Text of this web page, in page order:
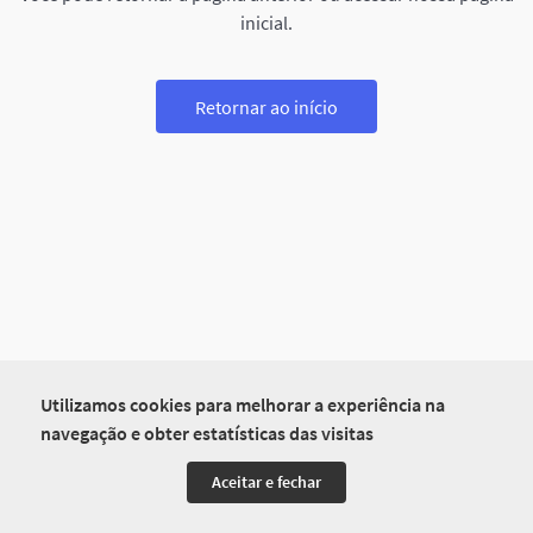
Utilizamos cookies para melhorar a experiência na
navegação e obter estatísticas das visitas
Aceitar e fechar
inicial.
Retornar ao início